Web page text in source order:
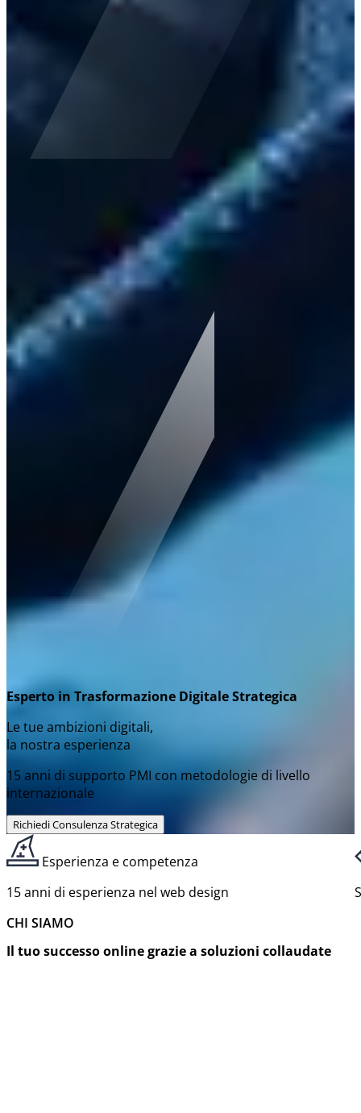
Esperto in Trasformazione Digitale Strategica
Le tue ambizioni digitali,
la nostra esperienza
15 anni di supporto PMI con metodologie di livello
internazionale
Richiedi Consulenza Strategica
Esperienza e competenza
15 anni di esperienza nel web design
CHI SIAMO
Il tuo successo online grazie a soluzioni collaudate